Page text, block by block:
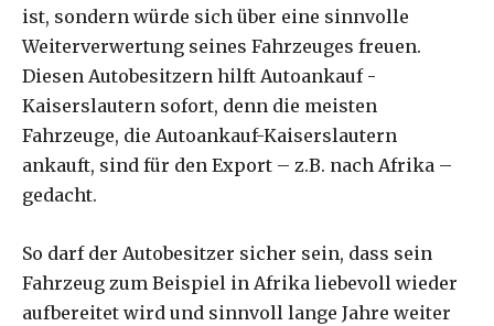
ist, sondern würde sich über eine sinnvolle
Weiterverwertung seines Fahrzeuges freuen.
Diesen Autobesitzern hilft Autoankauf -
Kaiserslautern sofort, denn die meisten
Fahrzeuge, die Autoankauf-Kaiserslautern
ankauft, sind für den Export – z.B. nach Afrika –
gedacht.
So darf der Autobesitzer sicher sein, dass sein
Fahrzeug zum Beispiel in Afrika liebevoll wieder
aufbereitet wird und sinnvoll lange Jahre weiter